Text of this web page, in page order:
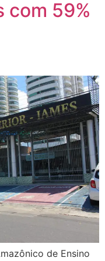
com 59%
de Ensino